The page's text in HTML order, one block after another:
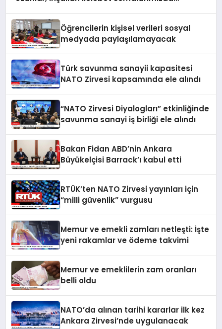
Öğrencilerin kişisel verileri sosyal
medyada paylaşılamayacak
Türk savunma sanayii kapasitesi
NATO Zirvesi kapsamında ele alındı
“NATO Zirvesi Diyalogları” etkinliğinde
savunma sanayi iş birliği ele alındı
Bakan Fidan ABD’nin Ankara
Büyükelçisi Barrack’ı kabul etti
RTÜK’ten NATO Zirvesi yayınları için
“milli güvenlik” vurgusu
Memur ve emekli zamları netleşti: İşte
yeni rakamlar ve ödeme takvimi
Memur ve emeklilerin zam oranları
belli oldu
NATO’da alınan tarihi kararlar ilk kez
Ankara Zirvesi’nde uygulanacak